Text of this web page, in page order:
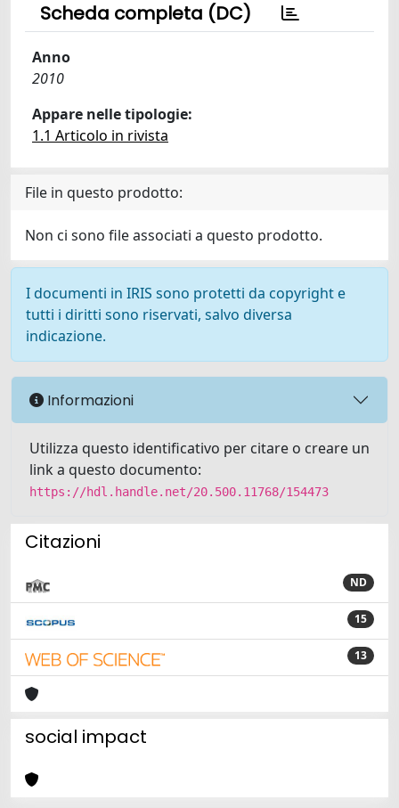
Scheda completa (DC)
Anno
2010
Appare nelle tipologie:
1.1 Articolo in rivista
File in questo prodotto:
Non ci sono file associati a questo prodotto.
I documenti in IRIS sono protetti da copyright e
tutti i diritti sono riservati, salvo diversa
indicazione.
Informazioni
Utilizza questo identificativo per citare o creare un
link a questo documento:
https://hdl.handle.net/20.500.11768/154473
Citazioni
ND
15
13
social impact